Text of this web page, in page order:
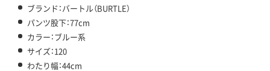
ブランド：バートル（BURTLE）
パンツ股下：77cm
カラー：ブルー系
サイズ：120
わたり幅：44cm